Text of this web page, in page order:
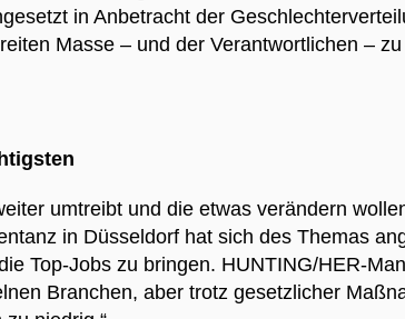
in Anbetracht der
Masse – und der Verantwortlichen –
umtreibt und die etwas verändern
in Düsseldorf hat sich des Themas
Top-Jobs zu bringen. HUNTING/HER-
Branchen, aber trotz gesetzlicher